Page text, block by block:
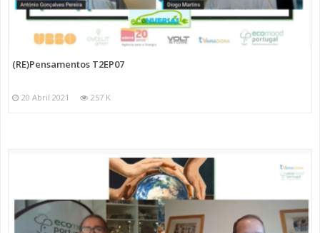
(RE)Pensamentos T2EP07
20 Abril 2021 257 K